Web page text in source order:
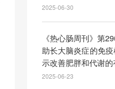
2025-06-30
《热心肠周刊》第
助长大脑炎症的免
示改善肥胖和代谢
2025-06-23